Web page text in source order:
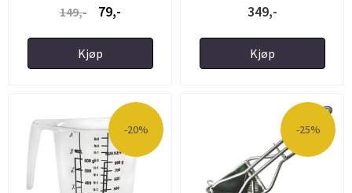
149,-
79,-
Kjøp
349,-
Kjøp
-20% -25%